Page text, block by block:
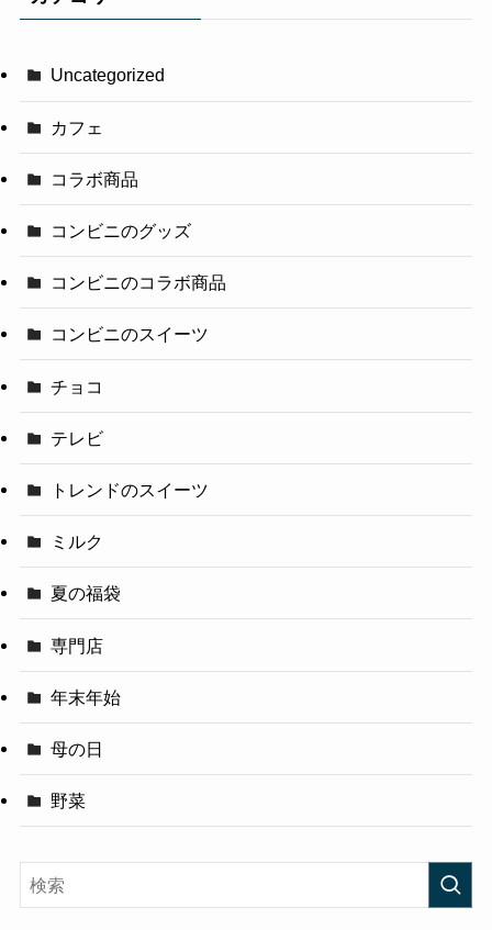
Uncategorized
カフェ
コラボ商品
コンビニのグッズ
コンビニのコラボ商品
コンビニのスイーツ
チョコ
テレビ
トレンドのスイーツ
ミルク
夏の福袋
専門店
年末年始
母の日
野菜